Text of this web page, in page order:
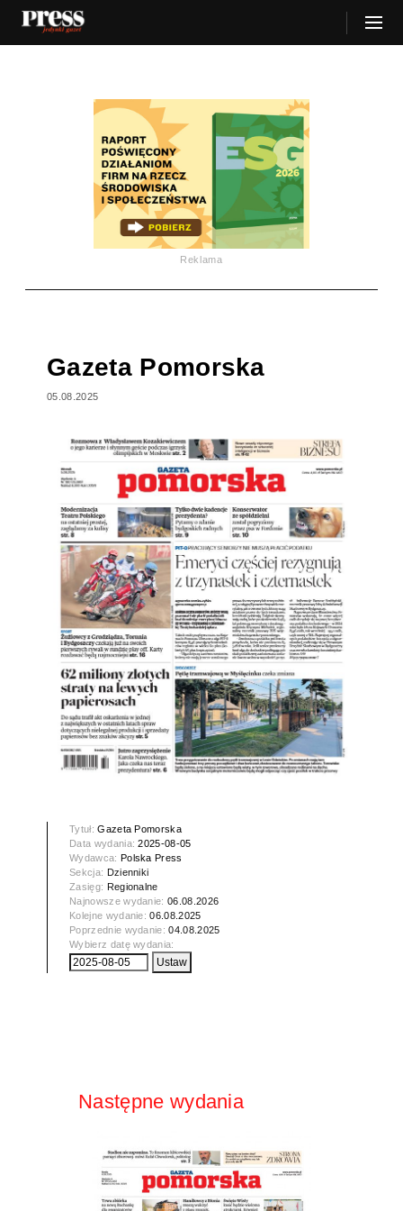
Reklama
Gazeta Pomorska
05.08.2025
Tytuł:Gazeta Pomorska
Data wydania:2025-08-05
Wydawca: Polska Press
Sekcja: Dzienniki
Zasięg: Regionalne
Najnowsze wydanie:06.08.2026
Kolejne wydanie:06.08.2025
Poprzednie wydanie:04.08.2025
Wybierz datę wydania:
Następne wydania